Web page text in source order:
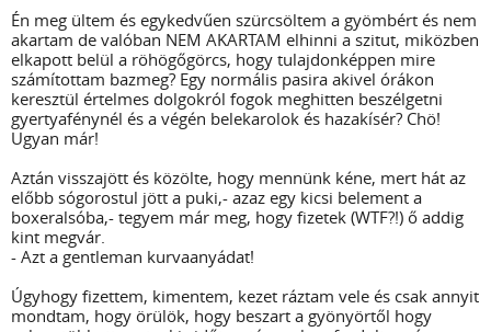
Én meg ültem és egykedvűen szürcsöltem a gyömbért és nem
akartam de valóban NEM AKARTAM elhinni a szitut, miközben
elkapott belül a röhögőgörcs, hogy tulajdonképpen mire
számítottam bazmeg? Egy normális pasira akivel órákon
keresztül értelmes dolgokról fogok meghitten beszélgetni
gyertyafénynél és a végén belekarolok és hazakísér? Chö!
Ugyan már!
Aztán visszajött és közölte, hogy mennünk kéne, mert hát az
előbb sógorostul jött a puki,- azaz egy kicsi belement a
boxeralsóba,- tegyem már meg, hogy fizetek (WTF?!) ő addig
kint megvár.
- Azt a gentleman kurvaanyádat!
Úgyhogy fizettem, kimentem, kezet ráztam vele és csak annyit
mondtam, hogy örülök, hogy beszart a gyönyörtől hogy